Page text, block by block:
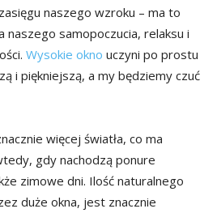
naszego wzroku – ma to
naszego samopoczucia, relaksu i
Wysokie okno uczyni po prostu
i piękniejszą, a my będziemy czuć
więcej światła, co ma
gdy nachodzą ponure
zimowe dni. Ilość naturalnego
duże okna, jest znacznie